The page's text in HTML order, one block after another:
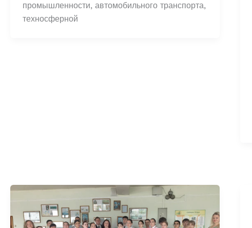
промышленности, автомобильного транспорта,
техносферной